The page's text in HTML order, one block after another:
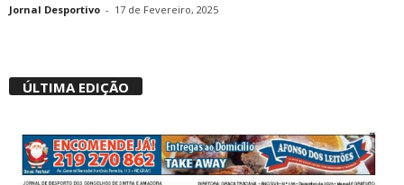
Jornal Desportivo - 17 de Fevereiro, 2025
ÚLTIMA EDIÇÃO